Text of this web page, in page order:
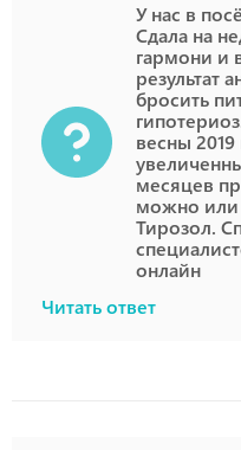
У нас в
Сдала на
гармони и
результат
бросить
весны
месяцев
можно или
Тирозол.
онлайн
Читать ответ